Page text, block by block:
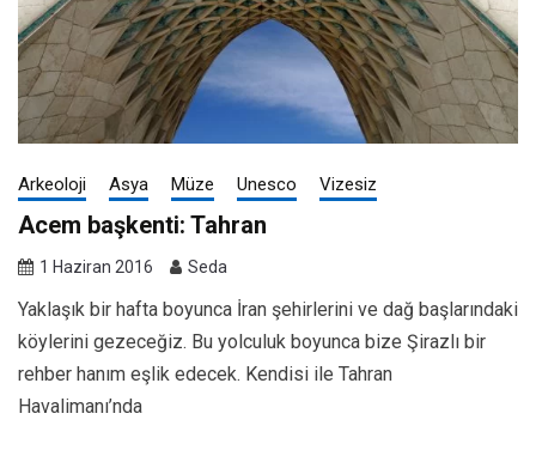
Arkeoloji Asya Müze Unesco Vizesiz
Acem başkenti: Tahran
1 Haziran 2016 Seda
Yaklaşık bir hafta boyunca İran şehirlerini ve dağ başlarındaki
köylerini gezeceğiz. Bu yolculuk boyunca bize Şirazlı bir
rehber hanım eşlik edecek. Kendisi ile Tahran
Havalimanı’nda